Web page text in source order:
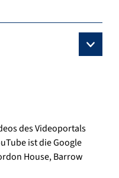
des Videoportals
ist die Google
House, Barrow